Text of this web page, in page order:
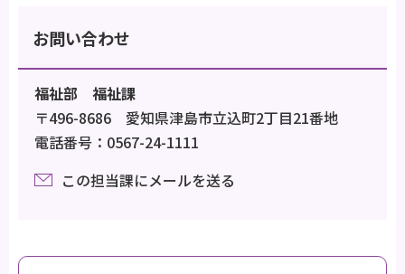
お問い合わせ
福祉部 福祉課
〒496-8686 愛知県津島市立込町2丁目21番地
電話番号：0567-24-1111
この担当課にメールを送る